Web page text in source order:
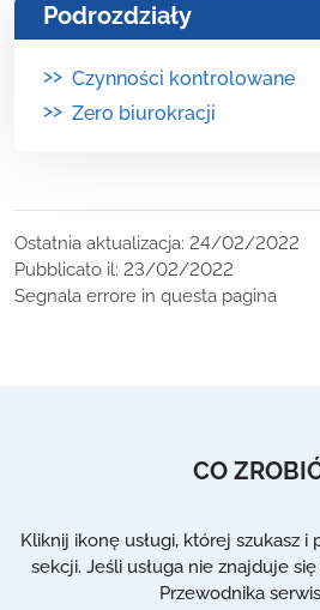
Podrozdziały
>> Czynności kontrolowane
>> Zero biurokracji
Ostatnia aktualizacja: 24/02/2022
Pubblicato il: 23/02/2022
Segnala errore in questa pagina
CO
Kliknij ikonę usługi, której szukasz
sekcji. Jeśli usługa nie znajduje
Przewodnika